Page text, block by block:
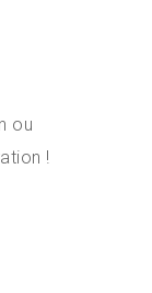
ou
!